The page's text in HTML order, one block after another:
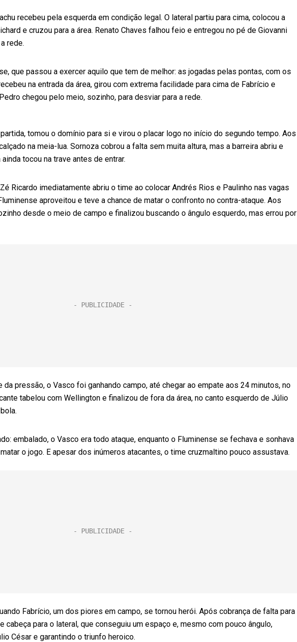
recebeu pela esquerda em condição legal. O lateral partiu para cima, colocou a
e cruzou para a área. Renato Chaves falhou feio e entregou no pé de Giovanni
rede.
que passou a exercer aquilo que tem de melhor: as jogadas pelas pontas, com os
na entrada da área, girou com extrema facilidade para cima de Fabrício e
chegou pelo meio, sozinho, para desviar para a rede.
tomou o domínio para si e virou o placar logo no início do segundo tempo. Aos
na meia-lua. Sornoza cobrou a falta sem muita altura, mas a barreira abriu e
tocou na trave antes de entrar.
Ricardo imediatamente abriu o time ao colocar Andrés Rios e Paulinho nas vagas
aproveitou e teve a chance de matar o confronto no contra-ataque. Aos
desde o meio de campo e finalizou buscando o ângulo esquerdo, mas errou por
da pressão, o Vasco foi ganhando campo, até chegar ao empate aos 24 minutos, no
tabelou com Wellington e finalizou de fora da área, no canto esquerdo de Júlio
embalado, o Vasco era todo ataque, enquanto o Fluminense se fechava e sonhava
o jogo. E apesar dos inúmeros atacantes, o time cruzmaltino pouco assustava.
Fabrício, um dos piores em campo, se tornou herói. Após cobrança de falta para
cabeça para o lateral, que conseguiu um espaço e, mesmo com pouco ângulo,
César e garantindo o triunfo heroico.